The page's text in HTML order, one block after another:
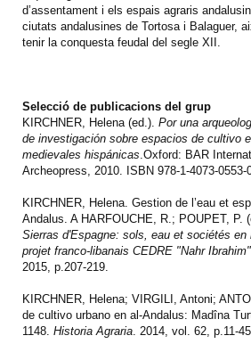
d’assentament i els espais agraris
ciutats andalusines de Tortosa i Balaguer,
tenir la conquesta feudal del segle XII.
Selecció de publicacions del grup
KIRCHNER, Helena (ed.). Por una
de investigación sobre espacios de cultivo
medievales hispánicas.Oxford: BAR
Archeopress, 2010. ISBN 978-1-4073-0553-
KIRCHNER, Helena. Gestion de l’eau et
Andalus. A HARFOUCHE, R.; POUPET, P.
Sierras d'Espagne: sols, eau et sociétés en
projet franco-libanais CEDRE "Nahr Ibrahim"
2015, p.207-219.
KIRCHNER, Helena; VIRGILI, Antoni;
de cultivo urbano en al-Andalus: Madîna
1148. Historia Agraria. 2014, vol. 62, p.11-